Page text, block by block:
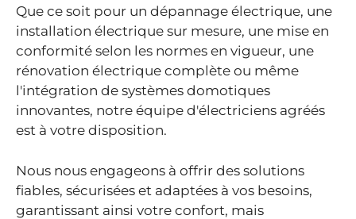
Que ce soit pour un dépannage électrique, une
installation électrique sur mesure, une mise en
conformité selon les normes en vigueur, une
rénovation électrique complète ou même
l'intégration de systèmes domotiques
innovantes, notre équipe d'électriciens agréés
est à votre disposition.
Nous nous engageons à offrir des solutions
fiables, sécurisées et adaptées à vos besoins,
garantissant ainsi votre confort, mais